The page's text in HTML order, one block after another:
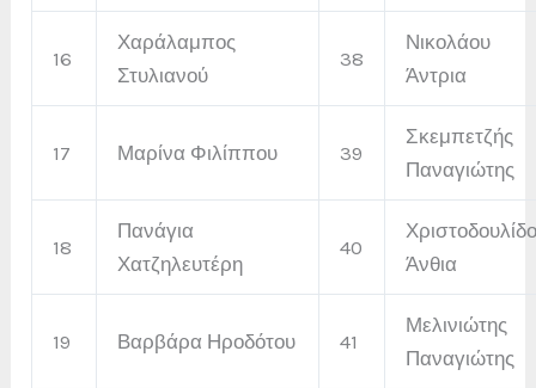
16
Χαράλαμπος
Στυλιανού
38
Νικολάου
Άντρια
17 Μαρίνα Φιλίππου 39
Σκεμπετζής
Παναγιώτης
18
Πανάγια
Χατζηλευτέρη
40
Άνθια
19 Βαρβάρα Ηροδότου 41
Μελινιώτης
Παναγιώτης